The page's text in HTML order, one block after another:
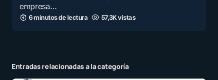
empresa…
6 minutos de lectura 57,3K vistas
Entradas relacionadas a la categoría